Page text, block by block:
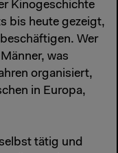
Kinogeschichte
bis heute gezeigt,
Wer
was
organisiert,
in Europa,
tätig und